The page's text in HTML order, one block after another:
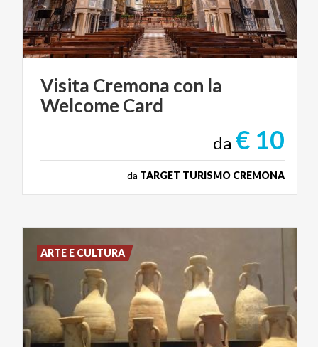
Visita Cremona con la
WelcomeCard
da € 10
da TARGET TURISMO CREMONA
ARTE E CULTURA